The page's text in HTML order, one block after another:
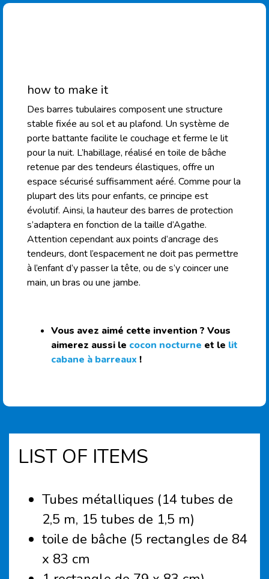
how to make it
Des barres tubulaires composent une structure
stable fixée au sol et au plafond. Un système de
porte battante facilite le couchage et ferme le lit
pour la nuit. L’habillage, réalisé en toile de bâche
retenue par des tendeurs élastiques, offre un
espace sécurisé suffisamment aéré. Comme pour la
plupart des lits pour enfants, ce principe est
évolutif. Ainsi, la hauteur des barres de protection
s’adaptera en fonction de la taille d’Agathe.
Attention cependant aux points d’ancrage des
tendeurs, dont l’espacement ne doit pas permettre
à l’enfant d’y passer la tête, ou de s’y coincer une
main, un bras ou une jambe.
Vous avez aimé cette invention ? Vous
aimerez aussi le cocon nocturne et le lit
cabane à barreaux !
LIST OF ITEMS
Tubes métalliques (14 tubes de
2,5 m, 15 tubes de 1,5 m)
toile de bâche (5 rectangles de 84
x 83 cm